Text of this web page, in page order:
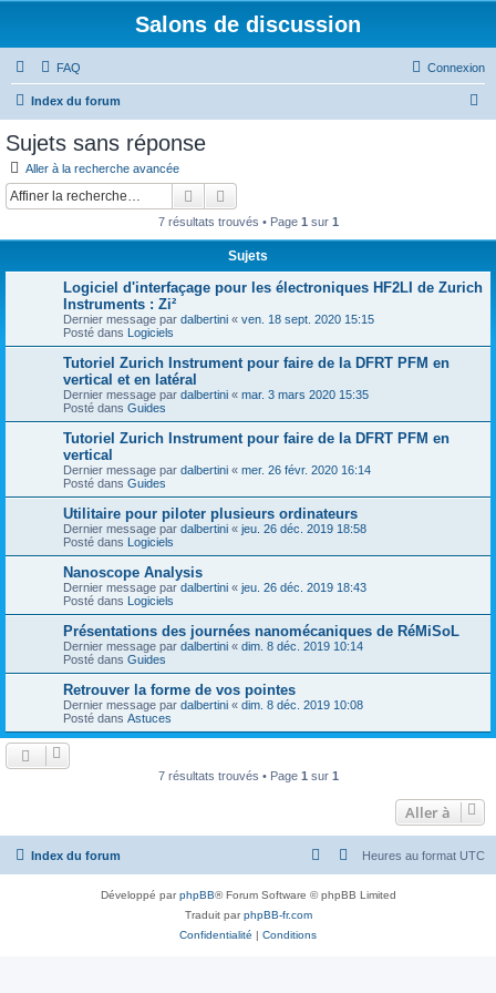
Salons de discussion
FAQ Connexion
Index du forum
Sujets sans réponse
Aller à la recherche avancée
Rechercher
7 résultats trouvés • Page 1 sur 1
Sujets
Logiciel d'interfaçage pour les électroniques HF2LI de Zurich
Instruments : Zi²
Dernier message par dalbertini « ven. 18 sept. 2020 15:15
Posté dans Logiciels
Tutoriel Zurich Instrument pour faire de la DFRT PFM en
vertical et en latéral
Dernier message par dalbertini « mar. 3 mars 2020 15:35
Posté dans Guides
Tutoriel Zurich Instrument pour faire de la DFRT PFM en
vertical
Dernier message par dalbertini « mer. 26 févr. 2020 16:14
Posté dans Guides
Utilitaire pour piloter plusieurs ordinateurs
Dernier message par dalbertini « jeu. 26 déc. 2019 18:58
Posté dans Logiciels
Nanoscope Analysis
Dernier message par dalbertini « jeu. 26 déc. 2019 18:43
Posté dans Logiciels
Présentations des journées nanomécaniques de RéMiSoL
Dernier message par dalbertini « dim. 8 déc. 2019 10:14
Posté dans Guides
Retrouver la forme de vos pointes
Dernier message par dalbertini « dim. 8 déc. 2019 10:08
Posté dans Astuces
7 résultats trouvés • Page 1 sur 1
Aller à
Index du forum Heures au format UTC
Développé parphpBB® Forum Software © phpBB Limited
Traduit parphpBB-fr.com
Confidentialité | Conditions